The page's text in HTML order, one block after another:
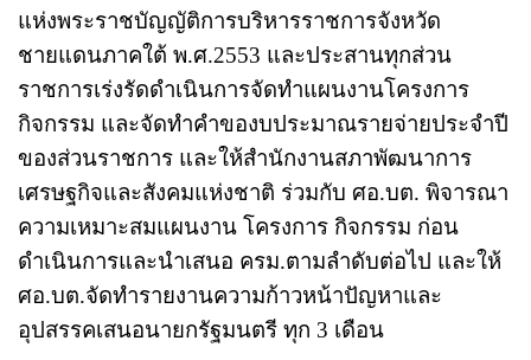
แห่งพระราชบัญญัติการบริหารราชการจังหวัด
ชายแดนภาคใต้ พ.ศ.2553 และประสานทุกส่วน
ราชการเร่งรัดดำเนินการจัดทำแผนงานโครงการ
กิจกรรม และจัดทำคำของบประมาณรายจ่ายประจำปี
ของส่วนราชการ และให้สำนักงานสภาพัฒนาการ
เศรษฐกิจและสังคมแห่งชาติ ร่วมกับ ศอ.บต. พิจารณา
ความเหมาะสมแผนงาน โครงการ กิจกรรม ก่อน
ดำเนินการและนำเสนอ ครม.ตามลำดับต่อไป และให้
ศอ.บต.จัดทำรายงานความก้าวหน้าปัญหาและ
อุปสรรคเสนอนายกรัฐมนตรี ทุก 3 เดือน